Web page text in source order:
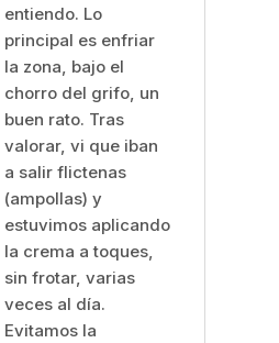
entiendo. Lo
principal es enfriar
la zona, bajo el
chorro del grifo, un
buen rato. Tras
valorar, vi que iban
a salir flictenas
(ampollas) y
estuvimos aplicando
la crema a toques,
sin frotar, varias
veces al día.
Evitamos la